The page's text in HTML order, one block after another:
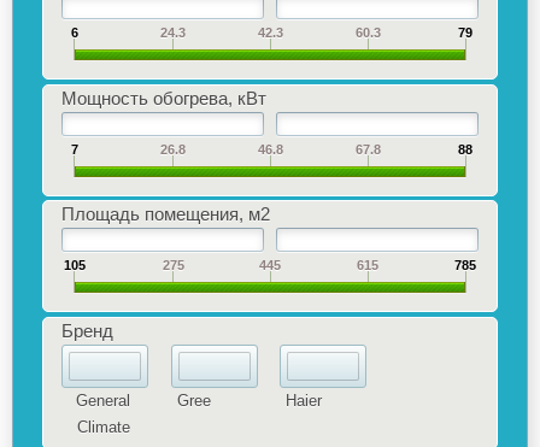
6 24.3 42.3 60.3 79
Мощность обогрева, кВт
7 26.8 46.8 67.8 88
Площадь помещения, м2
105 275 445 615 785
Бренд
General
Climate
Gree Haier